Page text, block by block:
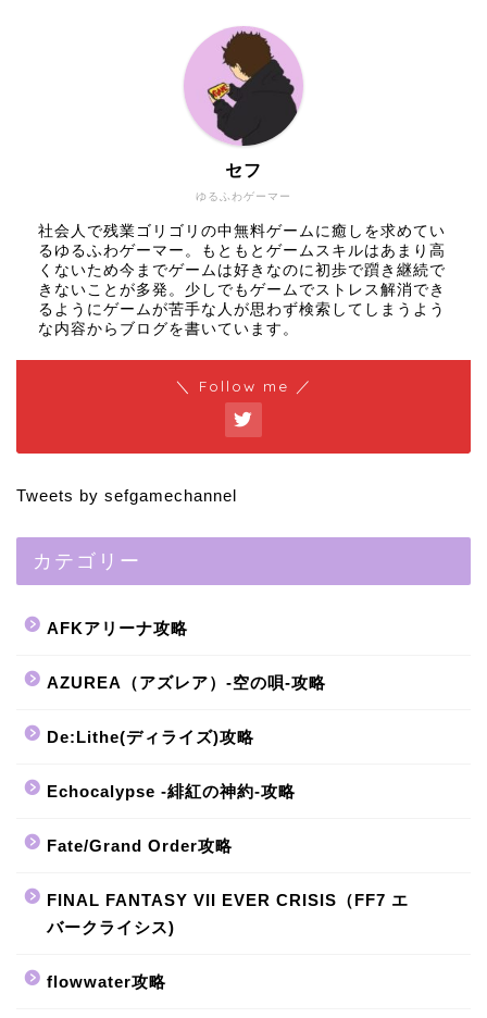
ゆるふわゲーマー
セフ
社会人で残業ゴリゴリの中無料ゲームに癒しを求めてい
るゆるふわゲーマー。もともとゲームスキルはあまり高
くないため今までゲームは好きなのに初歩で躓き継続で
きないことが多発。少しでもゲームでストレス解消でき
るようにゲームが苦手な人が思わず検索してしまうよう
な内容からブログを書いています。
＼ Follow me ／
Tweets by sefgamechannel
カテゴリー
AFKアリーナ攻略
AZUREA（アズレア）-空の唄-攻略
De:Lithe(ディライズ)攻略
Echocalypse -緋紅の神約-攻略
Fate/Grand Order攻略
FINAL FANTASY VII EVER CRISIS（FF7 エ
バークライシス)
flowwater攻略